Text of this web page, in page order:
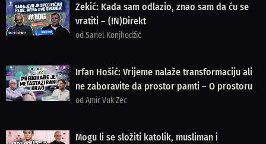
Zekić: Kada sam odlazio, znao sam da ću se
vratiti – (IN)Direkt
od Sanel Konjhodžić
Irfan Hošić: Vrijeme nalaže transformaciju ali
ne zaboravite da prostor pamti – O prostoru
od Amir Vuk Zec
Mogu li se složiti katolik, musliman i